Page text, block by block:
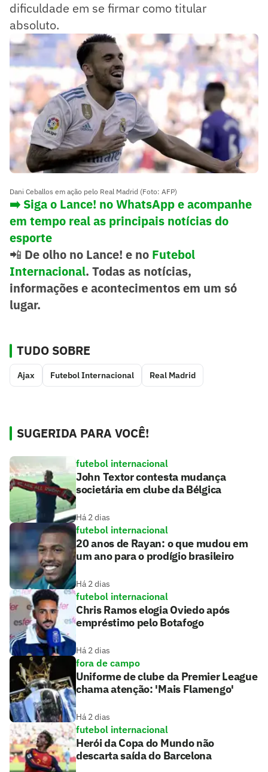
dificuldade em se firmar como titular
absoluto.
Dani Ceballos em ação pelo Real Madrid (Foto: AFP)
➡️ Siga o Lance! no WhatsApp e acompanhe
em tempo real as principais notícias do
esporte
📲 De olho no Lance! e no Futebol
Internacional. Todas as notícias,
informações e acontecimentos em um só
lugar.
TUDO SOBRE
Ajax Futebol Internacional Real Madrid
SUGERIDA PARA VOCÊ!
futebol internacional
John Textor contesta mudança
societária em clube da Bélgica
Há 2 dias
futebol internacional
20 anos de Rayan: o que mudou em
um ano para o prodígio brasileiro
Há 2 dias
futebol internacional
Chris Ramos elogia Oviedo após
empréstimo pelo Botafogo
Há 2 dias
fora de campo
Uniforme de clube da Premier League
chama atenção: 'Mais Flamengo'
Há 2 dias
futebol internacional
Herói da Copa do Mundo não
descarta saída do Barcelona